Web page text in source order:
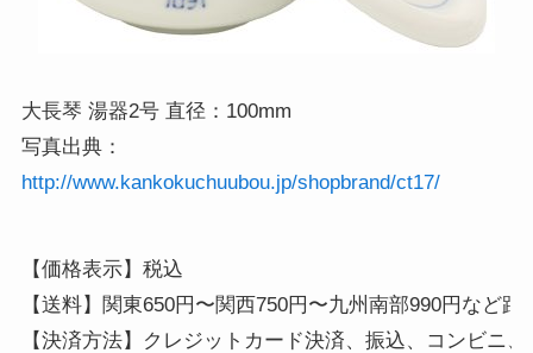
大長琴 湯器2号 直径：100mm
写真出典：
http://www.kankokuchuubou.jp/shopbrand/ct17/
【価格表示】税込
【送料】関東650円〜関西750円〜九州南部990円など距
【決済方法】クレジットカード決済、振込、コンビニ